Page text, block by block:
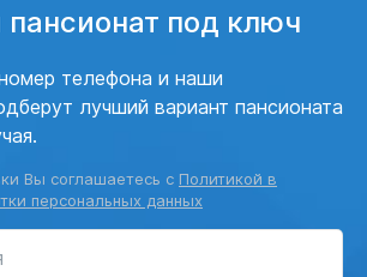
под ключ
телефона и наши
лучший вариант пансионата
Вы соглашаетесь с Политикой в
персональных данных